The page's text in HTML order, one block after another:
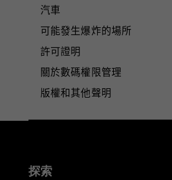
汽車
可能發生爆炸的場所
許可證明
關於數碼權限管理
版權和其他聲明
探索